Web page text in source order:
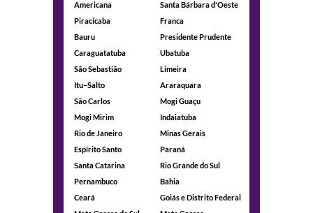
Americana
Santa Bárbara d'Oeste
Piracicaba
Franca
Bauru
Presidente Prudente
Caraguatatuba
Ubatuba
São Sebastião
Limeira
Itu–Salto
Araraquara
São Carlos
Mogi Guaçu
Mogi Mirim
Indaiatuba
Rio de Janeiro
Minas Gerais
Espírito Santo
Paraná
Santa Catarina
Rio Grande do Sul
Pernambuco
Bahia
Ceará
Goiás e Distrito Federal